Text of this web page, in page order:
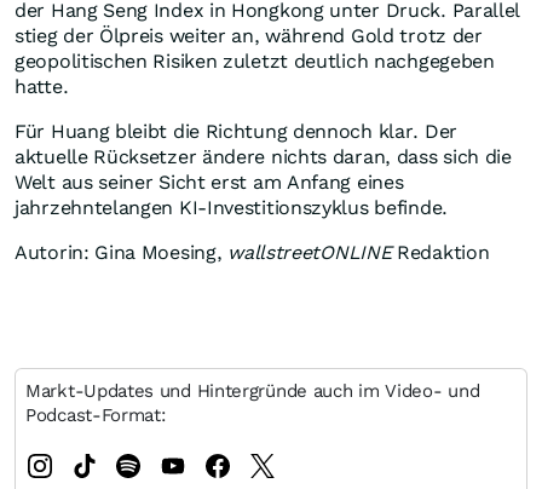
der Hang Seng Index in Hongkong unter Druck. Parallel
stieg der Ölpreis weiter an, während Gold trotz der
geopolitischen Risiken zuletzt deutlich nachgegeben
hatte.
Für Huang bleibt die Richtung dennoch klar. Der
aktuelle Rücksetzer ändere nichts daran, dass sich die
Welt aus seiner Sicht erst am Anfang eines
jahrzehntelangen KI-Investitionszyklus befinde.
Autorin: Gina Moesing, wallstreetONLINERedaktion
Markt-Updates und Hintergründe auch im Video- und
Podcast-Format: